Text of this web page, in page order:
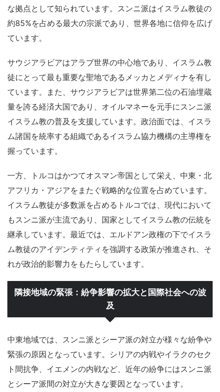
な拠点として知られています。スンニ派はイスラム教徒の
約85%を占める最大の宗派であり、世界各地に信仰を広げ
ています。
サウジアラビアはアラブ世界の中心地であり、イスラム教
徒にとって最も重要な聖地であるメッカとメディナを有し
ています。また、サウジアラビアは世界第二位の石油埋蔵
量を誇る経済大国であり、オイルマネーを元手にスンニ派
イスラム教の普及を支援しています。政治面では、イスラ
ム諸国を統率する組織であるイスラム協力機構の主導権を
握っています。
一方、トルコはかつてオスマン帝国として栄え、中東・北
アフリカ・アジアをまたぐ戦略的な位置を占めています。
イスラム教徒が多数派を占めるトルコでは、現代において
もスンニ派が主流であり、国家としてイスラム教の伝統を
継承しています。最近では、エルドアン政権の下でイスラ
ム教徒のアイデンティティを強調する政策が推進され、そ
れが政治的影響力をもたらしています。
隣接地域の緊張：紛争影響の拡大と国際社会への波
及
中東地域では、スンニ派とシーア派の対立が様々な紛争や
緊張の原因となっています。シリアの内戦やイラクのセク
ト間抗争、イエメンの内戦など、近年の紛争にはスンニ派
とシーア派間の対立が大きな要因となっています。